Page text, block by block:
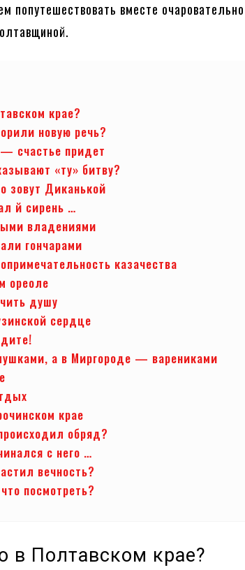
попутешествовать вместе
крае?
новую речь?
счастье придет
«ту» битву?
зовут Диканькой
й сирень …
владениями
гончарами
казачества
ореоле
душу
сердце
а в Миргороде — варениками
крае
обряд?
с него …
вечность?
посмотреть?
в Полтавском крае?